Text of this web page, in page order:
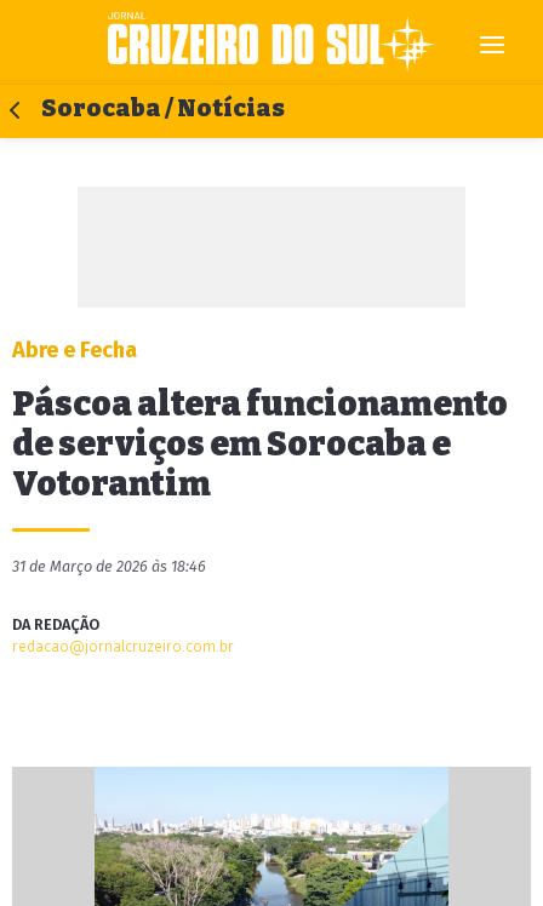
Sorocaba / Notícias
Abre e Fecha
Páscoa altera funcionamento
de serviços em Sorocaba e
Votorantim
31 de Março de 2026 às 18:46
DA REDAÇÃO
redacao@jornalcruzeiro.com.br